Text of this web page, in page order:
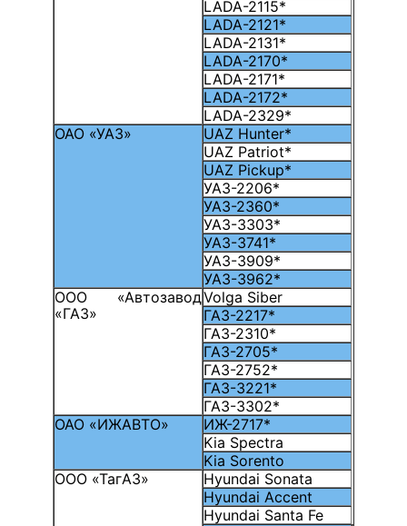
LADA-2115*
LADA-2121*
LADA-2131*
LADA-2170*
LADA-2171*
LADA-2172*
LADA-2329*
ОАО «УАЗ»
UAZ Hunter*
UAZ Patriot*
UAZ Pickup*
УАЗ-2206*
УАЗ-2360*
УАЗ-3303*
УАЗ-3741*
УАЗ-3909*
УАЗ-3962*
ООО «Автозавод
«ГАЗ»
Volga Siber
ГАЗ-2217*
ГАЗ-2310*
ГАЗ-2705*
ГАЗ-2752*
ГАЗ-3221*
ГАЗ-3302*
ОАО «ИЖАВТО»
ИЖ-2717*
Kia Spectra
Kia Sorento
ООО «ТагАЗ»
Hyundai Sonata
Hyundai Accent
Hyundai Santa Fe